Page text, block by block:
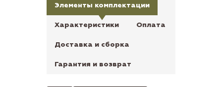
Элементы комплектации
Характеристики Оплата
Доставка и сборка
Гарантия и возврат